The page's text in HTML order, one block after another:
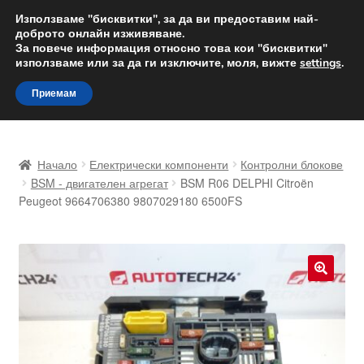
ДОСТАВКА от 12 лв.
Доставка по целия свят
Skip
to
navigation
Skip
to
content
Доставка по целия свят
Начало Електрически компоненти
Контролни блокове
BSM - двигателен агрегат
BSM R06 DELPHI Citroën
Peugeot 9664706380 9807029180 6500FS
Използваме "бисквитки", за да ви предоставим най-
доброто онлайн изживяване.
За повече информация относно това кои "бисквитки"
използваме или за да ги изключите, моля, вижте settings.
Приемам